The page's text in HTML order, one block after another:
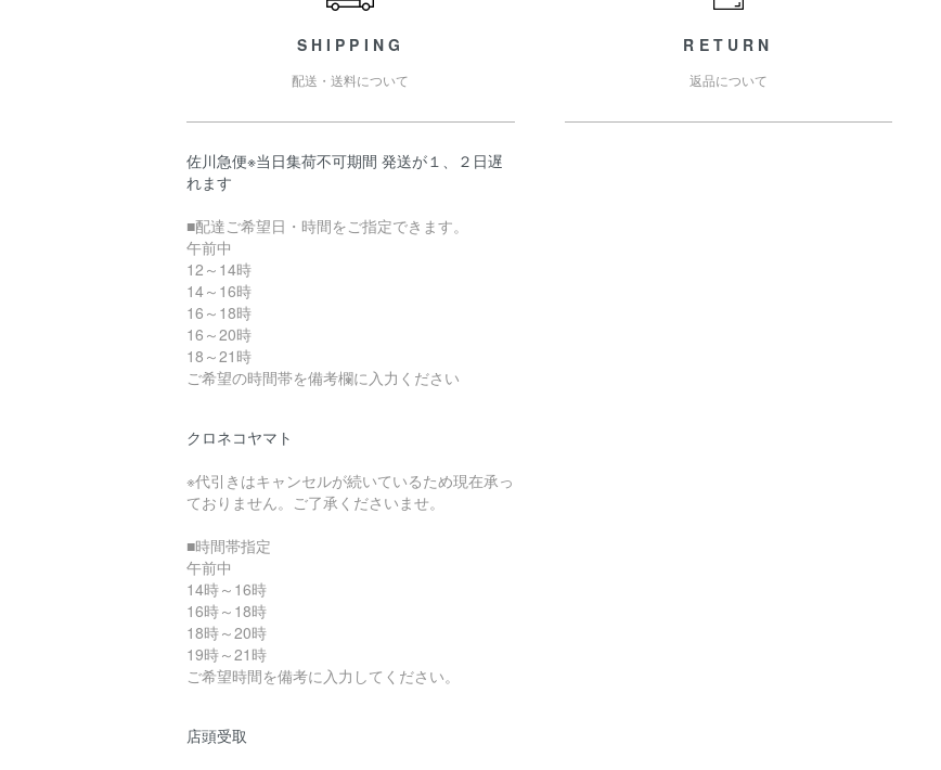
SHIPPING
配送・送料について
佐川急便※当日集荷不可期間 発送が１、２日遅
れます
■配達ご希望日・時間をご指定できます。
午前中
12～14時
14～16時
16～18時
16～20時
18～21時
ご希望の時間帯を備考欄に入力ください
クロネコヤマト
※代引きはキャンセルが続いているため現在承っ
ておりません。ご了承くださいませ。
■時間帯指定
午前中
14時～16時
16時～18時
18時～20時
19時～21時
ご希望時間を備考に入力してください。
店頭受取
RETURN
返品について